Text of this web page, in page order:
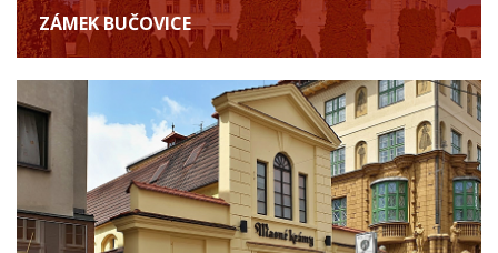
ZÁMEK BUČOVICE